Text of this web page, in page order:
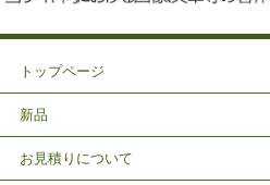
トップページ
新品
お見積りについて